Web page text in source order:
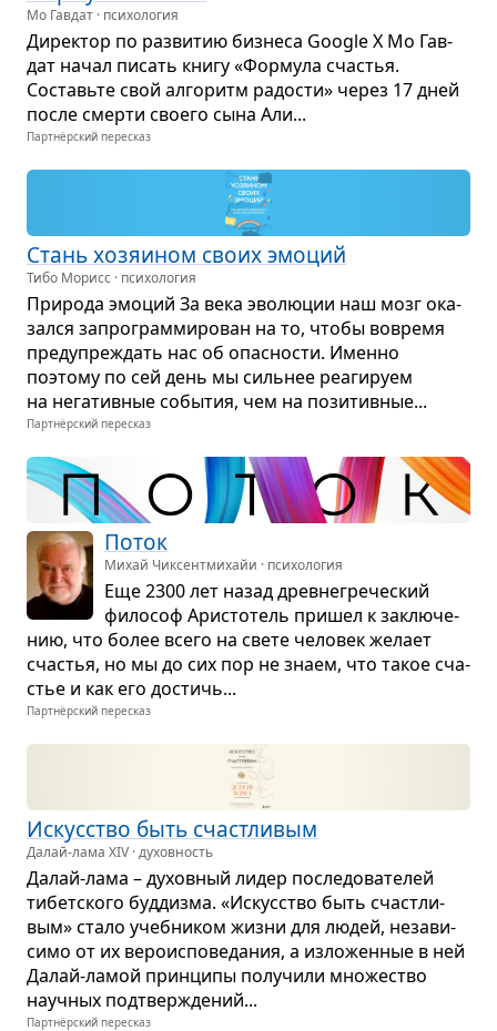
Мо Гавдат · психология
Дирек­тор по раз­ви­тию биз­неса Google X Мо Гав­
дат начал писать книгу «Фор­мула сча­стья.
Составьте свой алго­ритм радо­сти» через 17 дней
после смерти сво­его сына Али...
Партнёрский пересказ
Стань хозя­и­ном своих эмо­ций
Тибо Морисс · психология
При­рода эмо­ций За века эво­лю­ции наш мозг ока­
зался запро­грам­ми­ро­ван на то, чтобы вовремя
пре­ду­пре­ждать нас об опас­но­сти. Именно
поэтому по сей день мы силь­нее реа­ги­руем
на нега­тив­ные собы­тия, чем на пози­тив­ные...
Партнёрский пересказ
Поток
Михай Чиксентмихайи · психология
Еще 2300 лет назад древ­не­гре­че­ский
фило­соф Ари­сто­тель при­шел к заклю­че­
нию, что более всего на свете чело­век желает
сча­стья, но мы до сих пор не знаем, что такое сча­
стье и как его достичь...
Партнёрский пересказ
Искус­ство быть счаст­ли­вым
Далай-лама XIV · духовность
Далай-лама – духов­ный лидер после­до­ва­те­лей
тибет­ского буд­дизма. «Искус­ство быть счаст­ли­
вым» стало учеб­ни­ком жизни для людей, неза­ви­
симо от их веро­ис­по­ве­да­ния, а изло­жен­ные в ней
Далай-ламой прин­ципы полу­чили мно­же­ство
науч­ных под­твер­жде­ний...
Партнёрский пересказ